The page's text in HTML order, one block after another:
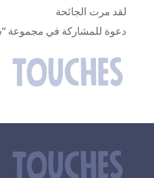
لقد مرت الجائحة
دعوة للمشاركة في مجموعة